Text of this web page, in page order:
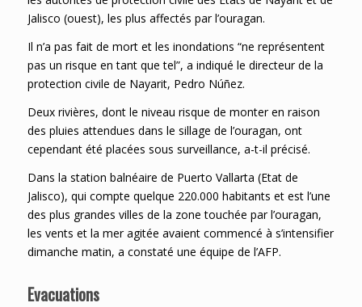
Jalisco (ouest), les plus affectés par l’ouragan.
Il n’a pas fait de mort et les inondations “ne représentent
pas un risque en tant que tel”, a indiqué le directeur de la
protection civile de Nayarit, Pedro Núñez.
Deux rivières, dont le niveau risque de monter en raison
des pluies attendues dans le sillage de l’ouragan, ont
cependant été placées sous surveillance, a-t-il précisé.
Dans la station balnéaire de Puerto Vallarta (Etat de
Jalisco), qui compte quelque 220.000 habitants et est l’une
des plus grandes villes de la zone touchée par l’ouragan,
les vents et la mer agitée avaient commencé à s’intensifier
dimanche matin, a constaté une équipe de l’AFP.
Evacuations